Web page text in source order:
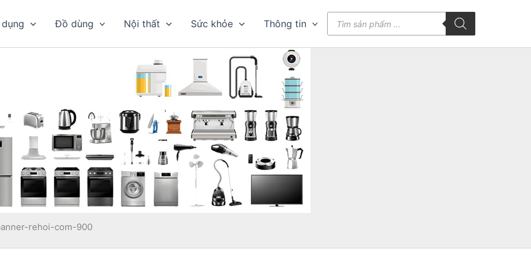
Đồ dùng Nội thất Sức khỏe Thông tin
kiếm
rehoi-com-900